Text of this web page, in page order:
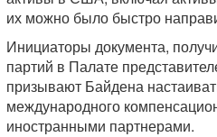
их можно было быстро
Инициаторы документа,
партий в Палате
призывают Байдена
международного
иностранными партнерами.